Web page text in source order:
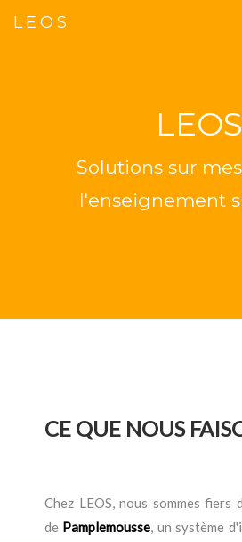
LEOS
LEOS
Solutions sur
l'enseignement
CE QUE NOUS
Chez LEOS, nous sommes fiers
de Pamplemousse, un système